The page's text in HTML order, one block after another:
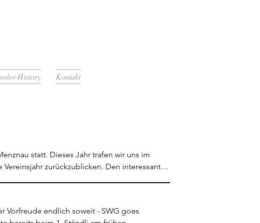
History Kontakt
statt. Dieses Jahr trafen wir uns im
zurückzublicken. Den interessanten
Vereinsjahr.Flavio Matter gibt nach vier
die Leitung der Seewooggosler. Sein
gewählt. Er übernimmt das Amt als
Vorfreude endlich soweit - SWG goes